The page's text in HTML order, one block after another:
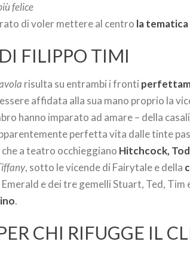
felice
di voler mettere al centro la
FILIPPO TIMI
risulta su entrambi i fronti
affidata alla sua mano proprio la
hanno imparato ad amare – della
perfetta vita dalle tinte
a teatro occhieggiano Hitchcock,
, sotto le vicende di Fairytale e della
Emerald e dei tre gemelli Stuart, Ted, Tim
.
CHI RIFUGGE IL